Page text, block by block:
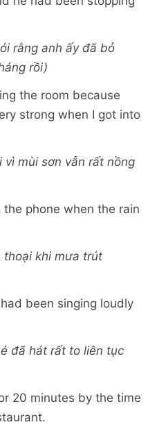
rằng anh ấy đã bỏ
rồi)
the room because
strong when I got into
vì mùi sơn vẫn rất nồng
phone when the rain
thoại khi mưa trút
been singing loudly
đã hát rất to liên tục
20 minutes by the time